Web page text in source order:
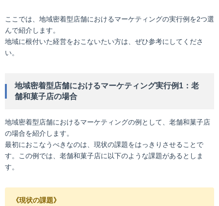
ここでは、地域密着型店舗におけるマーケティングの実行例を2つ選
んで紹介します。
地域に根付いた経営をおこないたい方は、ぜひ参考にしてくださ
い。
地域密着型店舗におけるマーケティング実行例1：老
舗和菓子店の場合
地域密着型店舗におけるマーケティングの例として、老舗和菓子店
の場合を紹介します。
最初におこなうべきなのは、現状の課題をはっきりさせることで
す。この例では、老舗和菓子店に以下のような課題があるとしま
す。
《現状の課題》